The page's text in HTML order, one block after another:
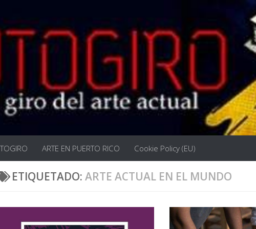
ARTE EN PUERTO RICO Cookie Policy (EU)
ETIQUETADO: ARTE ACTUAL EN EL MUNDO